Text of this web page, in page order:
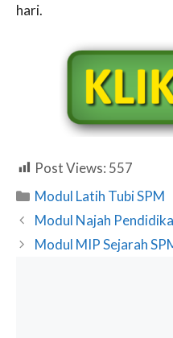
hari.
Post Views: 557
Categories
Modul Latih Tubi SPM
Modul Najah
Modul MIP Sejarah